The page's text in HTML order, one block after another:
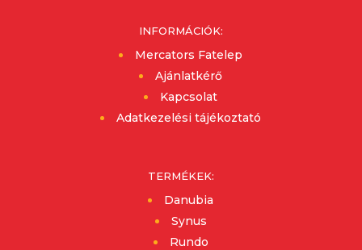
INFORMÁCIÓK:
Mercators Fatelep
Ajánlatkérő
Kapcsolat
Adatkezelési tájékoztató
TERMÉKEK:
Danubia
Synus
Rundo